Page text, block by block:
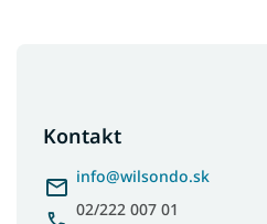
Kontakt
info@wilsondo.sk
02/222 007 01